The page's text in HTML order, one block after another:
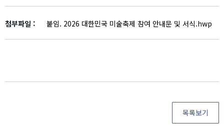
첨부파일 : 붙임. 2026 대한민국 미술축제 참여 안내문 및 서식.hwp
목록보기